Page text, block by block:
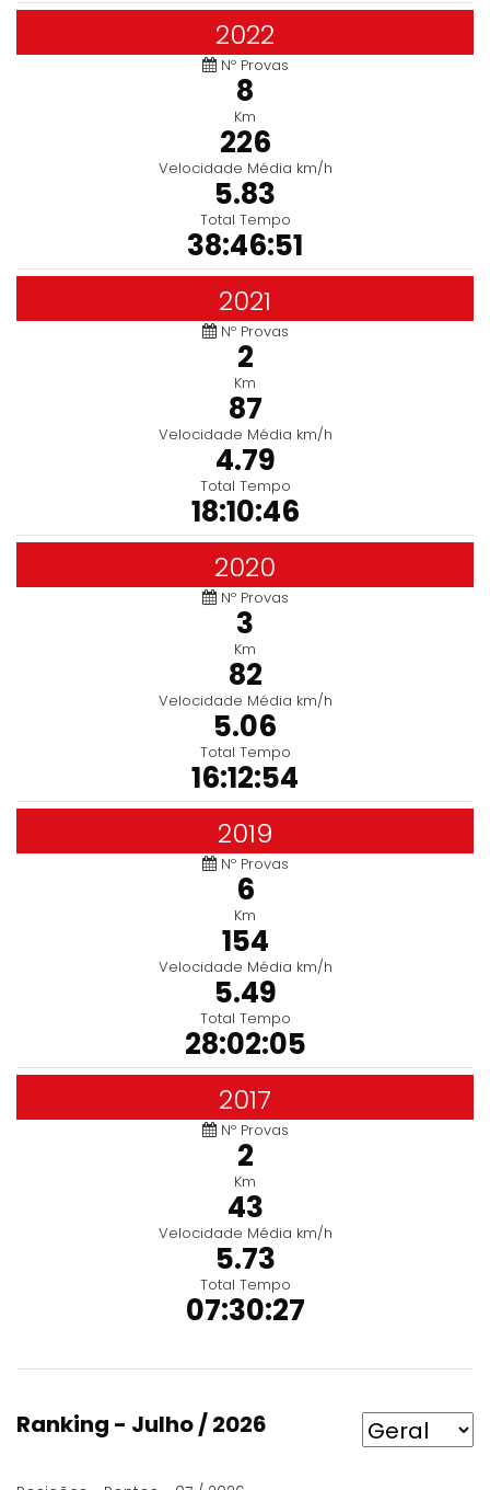
2022
Nº Provas
8
Km
226
Velocidade Média km/h
5.83
Total Tempo
38:46:51
2021
Nº Provas
2
Km
87
Velocidade Média km/h
4.79
Total Tempo
18:10:46
2020
Nº Provas
3
Km
82
Velocidade Média km/h
5.06
Total Tempo
16:12:54
2019
Nº Provas
6
Km
154
Velocidade Média km/h
5.49
Total Tempo
28:02:05
2017
Nº Provas
2
Km
43
Velocidade Média km/h
5.73
Total Tempo
07:30:27
Ranking - Julho / 2026